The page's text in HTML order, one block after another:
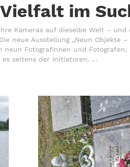
im
Kameras auf dieselbe Welt – und
neue Ausstellung „Neun Objekte
Fotografinnen und Fotografen,
seitens der Initiatoren. ...